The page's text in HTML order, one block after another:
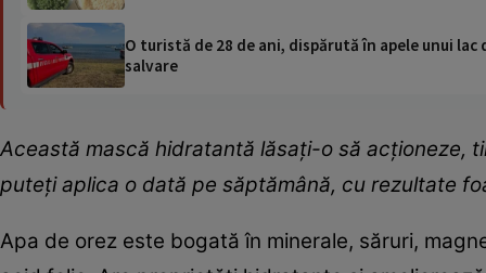
O turistă de 28 de ani, dispărută în apele unui
salvare
Această mască hidratantă lăsați-o să acționeze,
puteți aplica o dată pe săptămână, cu rezultate
Apa de orez este bogată în minerale, săruri,